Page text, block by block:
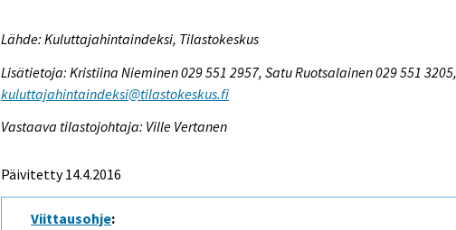
Lähde: Kuluttajahintaindeksi, Tilastokeskus
Lisätietoja: Kristiina Nieminen 029 551 2957, Satu Ruotsalainen 029 551 3205,
kuluttajahintaindeksi@tilastokeskus.fi
Vastaava tilastojohtaja: Ville Vertanen
Päivitetty 14.4.2016
Viittausohje: